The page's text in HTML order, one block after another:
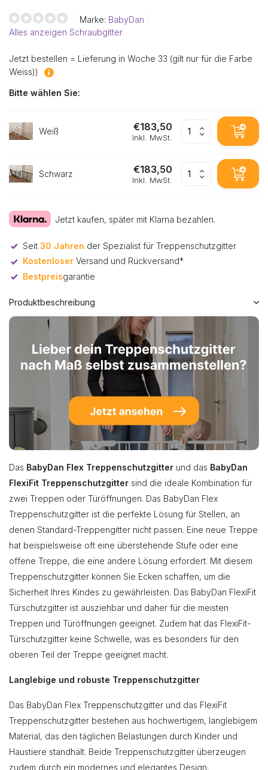
Marke: BabyDan
Alles anzeigen Schraubgitter
Jetzt bestellen = Lieferung in Woche 33 (gilt nur für die Farbe
Weiss))
Bitte wählen Sie:
Weiß €183,50
Inkl. MwSt.
Schwarz €183,50
Inkl. MwSt.
Jetzt kaufen, später mit Klarna bezahlen.
Seit 30 Jahren der Spezialist für Treppenschutzgitter
Kostenloser Versand und Rückversand*
Bestpreisgarantie
Produktbeschreibung
Das BabyDan Flex Treppenschutzgitter und das BabyDan
FlexiFit Treppenschutzgitter sind die ideale Kombination für
zwei Treppen oder Türöffnungen. Das BabyDan Flex
Treppenschutzgitter ist die perfekte Lösung für Stellen, an
denen Standard-Treppengitter nicht passen. Eine neue Treppe
hat beispielsweise oft eine überstehende Stufe oder eine
offene Treppe, die eine andere Lösung erfordert. Mit diesem
Treppenschutzgitter können Sie Ecken schaffen, um die
Sicherheit Ihres Kindes zu gewährleisten. Das BabyDan FlexiFit
Türschutzgitter ist ausziehbar und daher für die meisten
Treppen und Türöffnungen geeignet. Zudem hat das FlexiFit-
Türschutzgitter keine Schwelle, was es besonders für den
oberen Teil der Treppe geeignet macht.
Langlebige und robuste Treppenschutzgitter
Das BabyDan Flex Treppenschutzgitter und das FlexiFit
Treppenschutzgitter bestehen aus hochwertigem, langlebigem
Material, das den täglichen Belastungen durch Kinder und
Haustiere standhält. Beide Treppenschutzgitter überzeugen
zudem durch ein modernes und elegantes Design.